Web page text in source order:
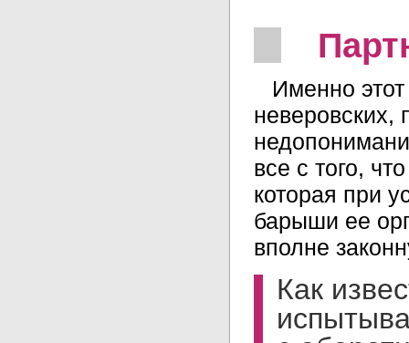
Именно
неверовских,
все с того,
которая при
барыши ее
вполне
Как